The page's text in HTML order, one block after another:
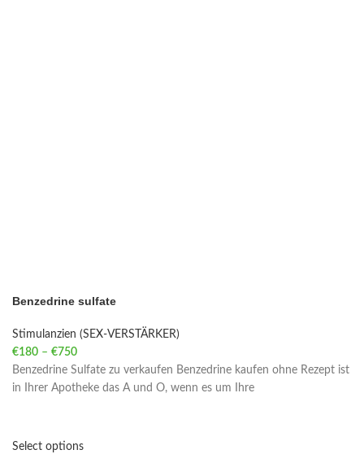
Benzedrine sulfate
Stimulanzien (SEX-VERSTÄRKER)
€180 – €750
Benzedrine Sulfate zu verkaufen Benzedrine kaufen ohne Rezept ist
in Ihrer Apotheke das A und O, wenn es um Ihre
Select options